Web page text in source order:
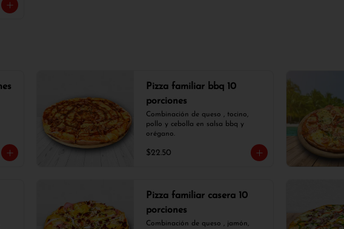
Pizza familiar bbq 10
porciones
Combinación de queso , tocino,
pollo y cebolla en salsa bbq y
orégano.
$22.50
Pizza familiar casera 10
porciones
Combinación de queso , jamón,